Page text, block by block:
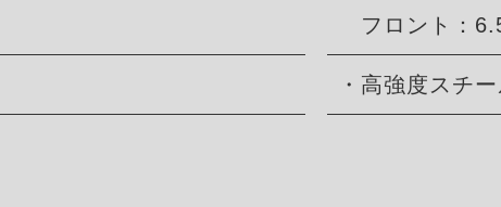
フロント：
・高強度スチ